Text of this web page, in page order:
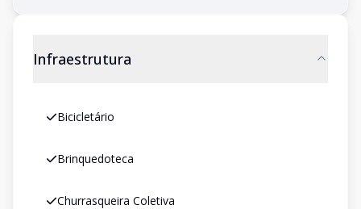
Infraestrutura
Bicicletário
Brinquedoteca
Churrasqueira Coletiva